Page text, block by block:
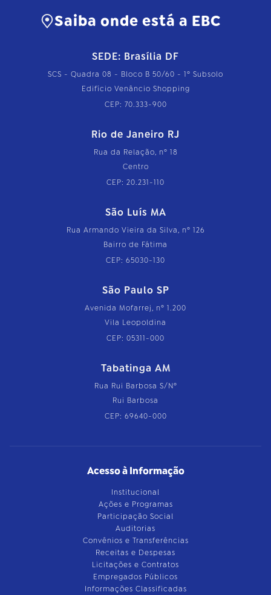
Saiba onde está a EBC
SEDE: Brasília DF
SCS - Quadra 08 - Bloco B 50/60 - 1º Subsolo
Edifício Venâncio Shopping
CEP: 70.333-900
Rio de Janeiro RJ
Rua da Relação, nº 18
Centro
CEP: 20.231-110
São Luís MA
Rua Armando Vieira da Silva, nº 126
Bairro de Fátima
CEP: 65030-130
São Paulo SP
Avenida Mofarrej, nº 1.200
Vila Leopoldina
CEP: 05311-000
Tabatinga AM
Rua Rui Barbosa S/Nº
Rui Barbosa
CEP: 69640-000
Acesso à Informação
Institucional
Ações e Programas
Participação Social
Auditorias
Convênios e Transferências
Receitas e Despesas
Licitações e Contratos
Empregados Públicos
Informações Classificadas